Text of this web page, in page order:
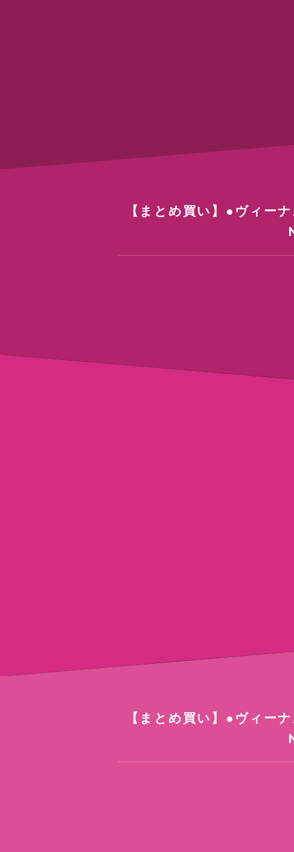
【まとめ買い】●ヴィ
【まとめ買い】●ヴィ